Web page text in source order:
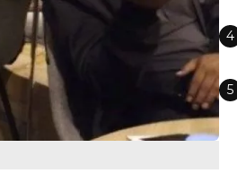
4
5